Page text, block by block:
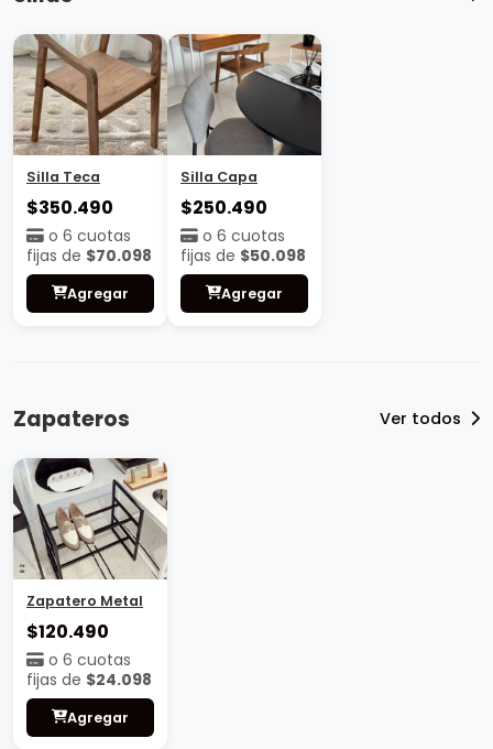
Silla Teca
$350.490
o 6 cuotas
fijas de $70.098
Agregar
Silla Capa
$250.490
o 6 cuotas
fijas de $50.098
Agregar
Zapateros Ver todos
Zapatero Metal
$120.490
o 6 cuotas
fijas de $24.098
Agregar